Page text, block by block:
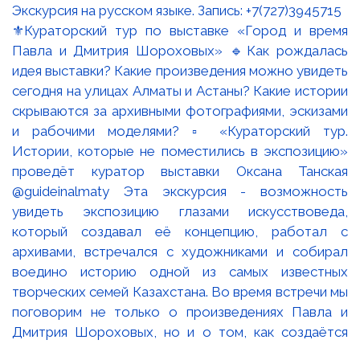
⚜️Кураторский тур по выставке «Город и время
Павла и Дмитрия Шороховых» 🔹Как рождалась
идея выставки? Какие произведения можно увидеть
сегодня на улицах Алматы и Астаны? Какие истории
скрываются за архивными фотографиями, эскизами
и рабочими моделями? ▫️ «Кураторский тур.
Истории, которые не поместились в экспозицию»
проведёт куратор выставки Оксана Танская
@guideinalmaty Эта экскурсия - возможность
увидеть экспозицию глазами искусствоведа,
который создавал её концепцию, работал с
архивами, встречался с художниками и собирал
воедино историю одной из самых известных
творческих семей Казахстана. Во время встречи мы
поговорим не только о произведениях Павла и
Дмитрия Шороховых, но и о том, как создаётся